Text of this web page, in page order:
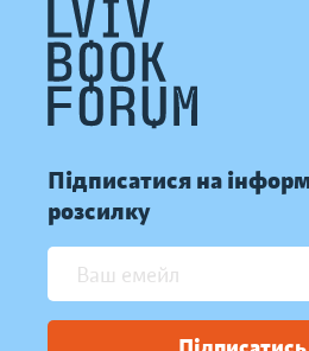
Підписатися на
розсилку